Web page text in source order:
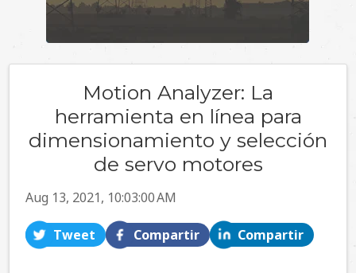
Motion Analyzer: La
herramienta en línea para
dimensionamiento y selección
de servo motores
Aug 13, 2021, 10:03:00 AM
Tweet Compartir Compartir